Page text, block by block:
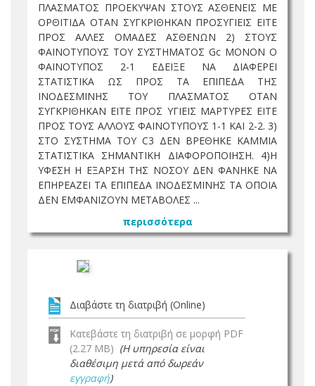
ΠΛΑΣΜΑΤΟΣ ΠΡΟΕΚΥΨΑΝ ΣΤΟΥΣ ΑΣΘΕΝΕΙΣ ΜΕ
ΟΡΘΙΤΙΔΑ ΟΤΑΝ ΣΥΓΚΡΙΘΗΚΑΝ ΠΡΟΣΥΓΙΕΙΣ ΕΙΤΕ
ΠΡΟΣ ΑΛΛΕΣ ΟΜΑΔΕΣ ΑΣΘΕΝΩΝ 2) ΣΤΟΥΣ
ΦΑΙΝΟΤΥΠΟΥΣ ΤΟΥ ΣΥΣΤΗΜΑΤΟΣ Gc ΜΟΝΟΝ Ο
ΦΑΙΝΟΤΥΠΟΣ 2-1 ΕΔΕΙΞΕ ΝΑ ΔΙΑΦΕΡΕΙ
ΣΤΑΤΙΣΤΙΚΑ ΩΣ ΠΡΟΣ ΤΑ ΕΠΙΠΕΔΑ ΤΗΣ
ΙΝΟΔΕΣΜΙΝΗΣ ΤΟΥ ΠΛΑΣΜΑΤΟΣ ΟΤΑΝ
ΣΥΓΚΡΙΘΗΚΑΝ ΕΙΤΕ ΠΡΟΣ ΥΓΙΕΙΣ ΜΑΡΤΥΡΕΣ ΕΙΤΕ
ΠΡΟΣ ΤΟΥΣ ΑΛΛΟΥΣ ΦΑΙΝΟΤΥΠΟΥΣ 1-1 ΚΑΙ 2-2. 3)
ΣΤΟ ΣΥΣΤΗΜΑ ΤΟΥ C3 ΔΕΝ ΒΡΕΘΗΚΕ ΚΑΜΜΙΑ
ΣΤΑΤΙΣΤΙΚΑ ΣΗΜΑΝΤΙΚΗ ΔΙΑΦΟΡΟΠΟΙΗΣΗ. 4)Η
ΥΦΕΣΗ Η ΕΞΑΡΣΗ ΤΗΣ ΝΟΣΟΥ ΔΕΝ ΦΑΝΗΚΕ ΝΑ
ΕΠΗΡΕΑΖΕΙ ΤΑ ΕΠΙΠΕΔΑ ΙΝΟΔΕΣΜΙΝΗΣ ΤΑ ΟΠΟΙΑ
ΔΕΝ ΕΜΦΑΝΙΖΟΥΝ ΜΕΤΑΒΟΛΕΣ ...
περισσότερα
Διαβάστε τη διατριβή (Online)
Κατεβάστε τη διατριβή σε μορφή PDF
(2.27 MB) (Η υπηρεσία είναι
διαθέσιμη μετά από δωρεάν
εγγραφή)